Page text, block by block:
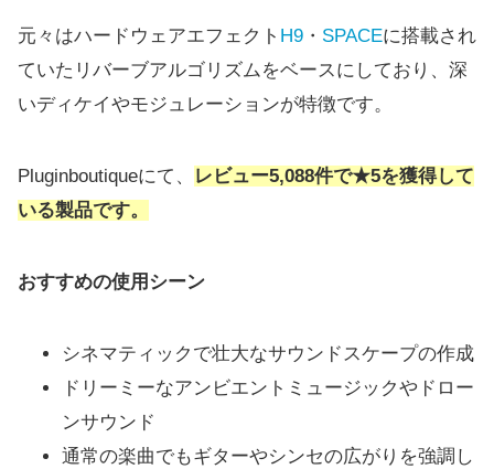
元々はハードウェアエフェクト H9 ・ SPACEに搭載され
ていたリバーブアルゴリズムをベースにしており、深
いディケイやモジュレーションが特徴です。
Pluginboutiqueにて、
レビュー5,088件で★5を獲得して
いる製品です。
おすすめの使用シーン
シネマティックで壮大なサウンドスケープの作成
ドリーミーなアンビエントミュージックやドロー
ンサウンド
通常の楽曲でもギターやシンセの広がりを強調し